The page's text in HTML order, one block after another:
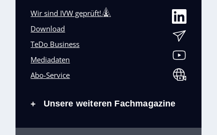
Wir sind IVW geprüft!
Download
TeDo Business
Mediadaten
Abo-Service
+ Unsere weiteren Fachmagazine